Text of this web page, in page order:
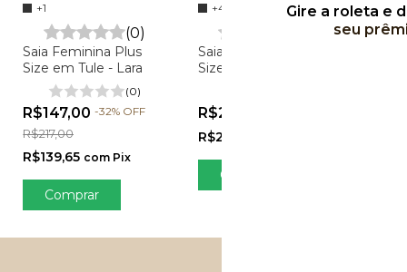
Gire a roleta e
seu
+1
(0)
Saia Feminina Plus
Size em Tule - Lara
(0)
R$147,00 -32% OFF
R$217,00
R$139,65 com Pix
Comprar
+4
Saia Feminina Plus
Size Transpassada em
R$227,00
R$215,65
Comprar